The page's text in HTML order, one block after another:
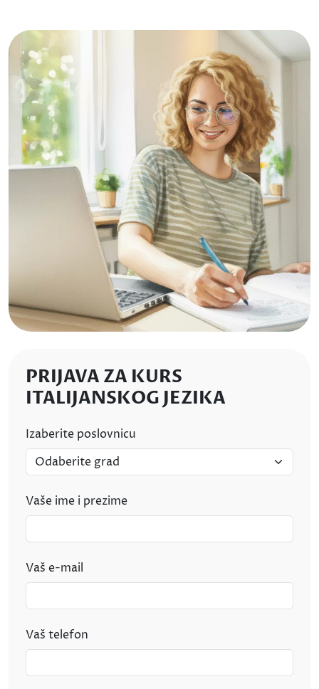
PRIJAVA ZA KURS
ITALIJANSKOG JEZIKA
Izaberite poslovnicu
Vaše ime i prezime
Vaš e-mail
Vaš telefon